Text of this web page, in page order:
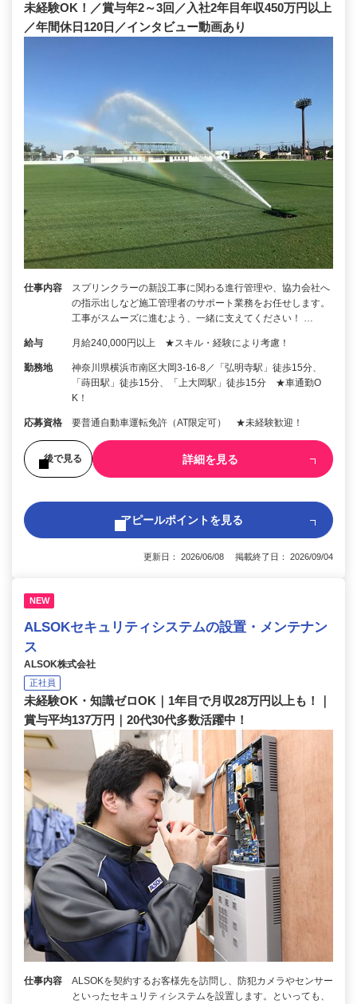
未経験OK！／賞与年2～3回／入社2年目年収450万円以上
／年間休日120日／インタビュー動画あり
仕事内容
スプリンクラーの新設工事に関わる進行管理や、協力会社へ
の指示出しなど施工管理者のサポート業務をお任せします。
工事がスムーズに進むよう、一緒に支えてください！ …
給与 月給240,000円以上 ★スキル・経験により考慮！
勤務地
神奈川県横浜市南区大岡3-16-8／「弘明寺駅」徒歩15分、
「蒔田駅」徒歩15分、「上大岡駅」徒歩15分 ★車通勤O
K！
応募資格 要普通自動車運転免許（AT限定可） ★未経験歓迎！
後で見る 詳細を見る
アピールポイントを見る
更新日： 2026/06/08 掲載終了日： 2026/09/04
NEW
ALSOKセキュリティシステムの設置・メンテナン
ス
ALSOK株式会社
正社員
未経験OK・知識ゼロOK｜1年目で月収28万円以上も！｜
賞与平均137万円｜20代30代多数活躍中！
仕事内容
ALSOKを契約するお客様先を訪問し、防犯カメラやセンサー
といったセキュリティシステムを設置します。といっても、